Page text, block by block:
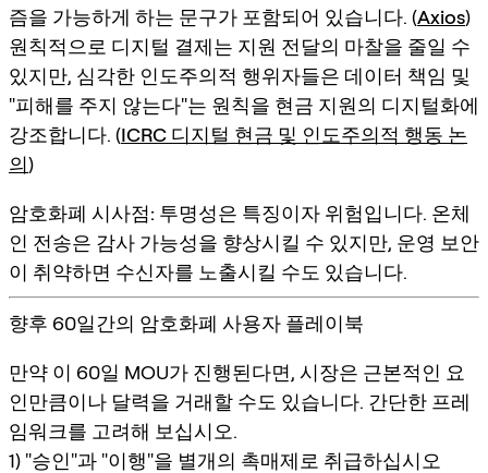
즘을 가능하게 하는 문구가 포함되어 있습니다. (Axios)
원칙적으로 디지털 결제는 지원 전달의 마찰을 줄일 수
있지만, 심각한 인도주의적 행위자들은 데이터 책임 및
"피해를 주지 않는다"는 원칙을 현금 지원의 디지털화에
강조합니다. (ICRC 디지털 현금 및 인도주의적 행동 논
의)
암호화폐 시사점: 투명성은 특징이자 위험입니다. 온체
인 전송은 감사 가능성을 향상시킬 수 있지만, 운영 보안
이 취약하면 수신자를 노출시킬 수도 있습니다.
향후 60일간의 암호화폐 사용자 플레이북
만약 이 60일 MOU가 진행된다면, 시장은 근본적인 요
인만큼이나 달력을 거래할 수도 있습니다. 간단한 프레
임워크를 고려해 보십시오.
1) "승인"과 "이행"을 별개의 촉매제로 취급하십시오